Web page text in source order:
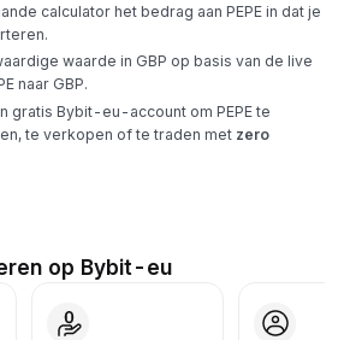
calculator het bedrag aan PEPE in dat je
waarde in GBP op basis van de live
naar GBP.
gratis Bybit-eu-account om PEPE te
te verkopen of te traden met zero
op Bybit-eu